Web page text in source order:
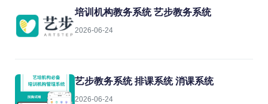
培训机构教务系统 艺步教务系统
2026-06-24
艺步教务系统 排课系统 消课系统
2026-06-24